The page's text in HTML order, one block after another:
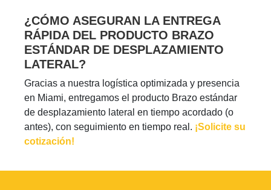
¿CÓMO ASEGURAN LA ENTREGA
RÁPIDA DEL PRODUCTO BRAZO
ESTÁNDAR DE DESPLAZAMIENTO
LATERAL?
Gracias a nuestra logística optimizada y presencia
en Miami, entregamos el producto Brazo estándar
de desplazamiento lateral en tiempo acordado (o
antes), con seguimiento en tiempo real. ¡Solicite su
cotización!